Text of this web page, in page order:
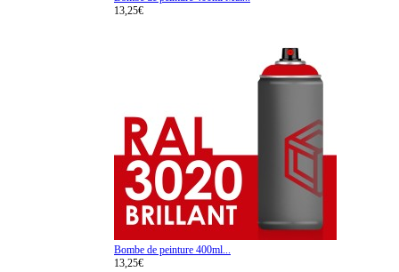
13,25€
Bombe de peinture 400ml...
13,25€